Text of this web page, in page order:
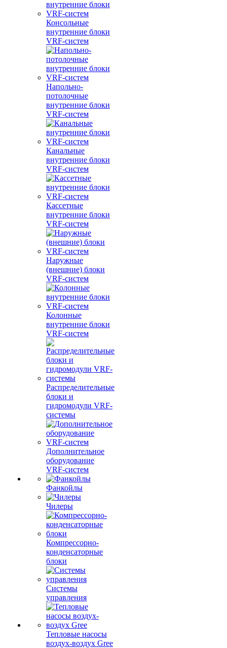
Консольные
внутренние блоки
VRF-систем
Напольно-
потолочные
внутренние блоки
VRF-систем
Канальные
внутренние блоки
VRF-систем
Кассетные
внутренние блоки
VRF-систем
Наружные
(внешние) блоки
VRF-систем
Колонные
внутренние блоки
VRF-систем
Распределительные
блоки и
гидромодули VRF-
системы
Дополнительное
оборудование
VRF-систем
Фанкойлы
Чилеры
Компрессорно-
конденсаторные
блоки
Системы
управления
Тепловые насосы
воздух-воздух Gree